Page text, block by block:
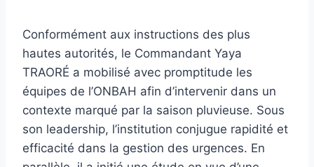
Conformément aux instructions des plus
hautes autorités, le Commandant Yaya
TRAORÉ a mobilisé avec promptitude les
équipes de l’ONBAH afin d’intervenir dans un
contexte marqué par la saison pluvieuse. Sous
son leadership, l’institution conjugue rapidité et
efficacité dans la gestion des urgences. En